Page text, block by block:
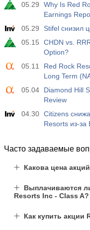
19:30
USD
Чистый объем
от CFTC
Акт.
19:30
Чистый объем
100 от CFTC
05.29
Why Is Red
Earnings
05.29
Stifel снизил
05.15
CHDN vs.
Option?
05.11
Red Rock
Long Term
05.04
Diamond Hill
Review
04.30 Citizens
Resorts из-за
Часто задаваемые
Какова цена
Выплачиваются
Resorts Inc - Class A?
Как купить акции